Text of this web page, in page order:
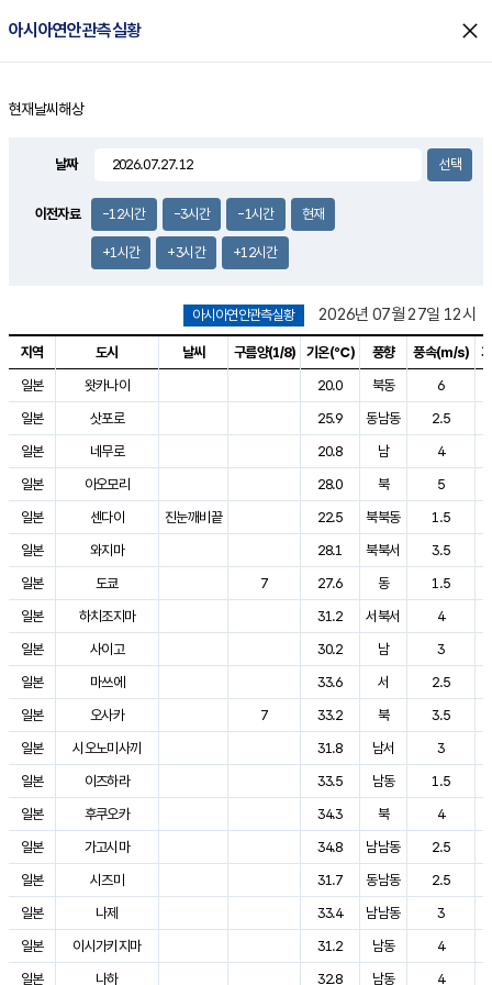
아시아연안관측실황 close
홈
현재날씨 해상
날짜
이전자료 -12시간 -3시간 -1시간 현재
+1시간 +3시간 +12시간
아시아연안관측실황 2026년 07월 27일 12시
아시아연안관측실황으로 지역, 도시, 날씨, 구름양, 기온, 풍향, 풍속, 기
지역 도시 날씨 구름양(1/8) 기온(℃) 풍향 풍속(m/s)
일본
왓카나이 20.0 북동 6
일본
삿포로 25.9 동남동 2.5
일본
네무로 20.8 남 4
일본
아오모리 28.0 북 5
일본
센다이 진눈깨비끝 22.5 북북동 1.5
일본
와지마 28.1 북북서 3.5
일본
도쿄 7 27.6 동 1.5
일본
하치조지마 31.2 서북서 4
일본
사이고 30.2 남 3
일본
마쓰에 33.6 서 2.5
일본
오사카 7 33.2 북 3.5
일본
시오노미사끼 31.8 남서 3
일본
이즈하라 33.5 남동 1.5
일본
후쿠오카 34.3 북 4
일본
가고시마 34.8 남남동 2.5
일본
시즈미 31.7 동남동 2.5
일본
나제 33.4 남남동 3
일본
이시가키지마 31.2 남동 4
일본
나하 32.8 남동 4